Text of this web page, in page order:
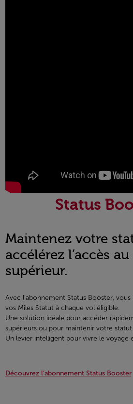
Status
Maintenez votre
accélérez l’accès
supérieur.
Avec l’abonnement Status Booster,
vos Miles Statut à chaque vol éligible.
Une solution idéale pour accéder
supérieurs ou pour maintenir votre
Un levier intelligent pour vivre le voyage
Découvrez l’abonnement Status Booster